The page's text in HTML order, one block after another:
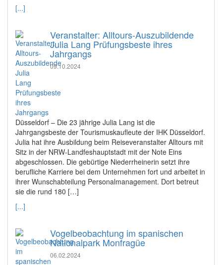
[...]
Veranstalter: Alltours-Auszubildende
Julia Lang Prüfungsbeste ihres
Jahrgangs
09.10.2024
Düsseldorf – Die 23 jährige Julia Lang ist die
Jahrgangsbeste der Tourismuskaufleute der IHK Düsseldorf.
Julia hat ihre Ausbildung beim Reiseveranstalter Alltours mit
Sitz in der NRW-Landfeshauptstadt mit der Note Eins
abgeschlossen. Die gebürtige Niederrheinerin setzt ihre
berufliche Karriere bei dem Unternehmen fort und arbeitet in
ihrer Wunschabteilung Personalmanagement. Dort betreut
sie die rund 180 […]
[...]
Vogelbeobachtung im spanischen
Nationalpark Monfragüe
06.02.2024